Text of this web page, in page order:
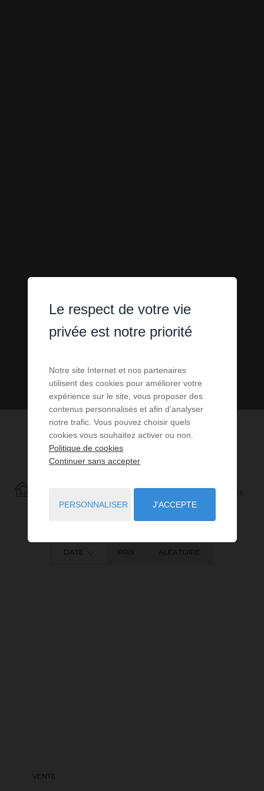
ANNONCES CORRESPONDANT À VOTRE RECHERCHE.
DATE PRIX ALÉATOIRE
VENTE
Le respect de votre vie
privée est notre priorité
Notre site Internet et nos partenaires
utilisent des cookies pour améliorer votre
expérience sur le site, vous proposer des
contenus personnalisés et afin d’analyser
notre trafic. Vous pouvez choisir quels
cookies vous souhaitez activer ou non.
Politique de cookies
Continuer sans accepter
PERSONNALISER J'ACCEPTE